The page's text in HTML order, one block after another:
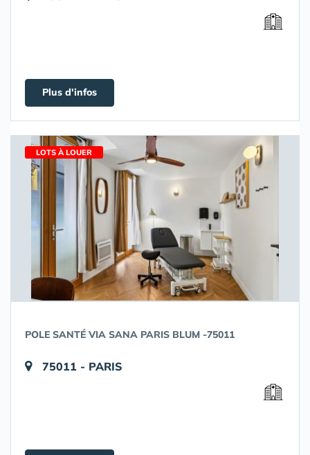
Plus d'infos
LOTS À LOUER
POLE SANTÉ VIA SANA PARIS BLUM -75011
75011 - PARIS